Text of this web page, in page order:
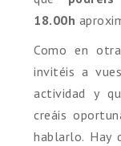
18.00h
Como en
invitéis a
actividad y
creáis
hablarlo. Hay